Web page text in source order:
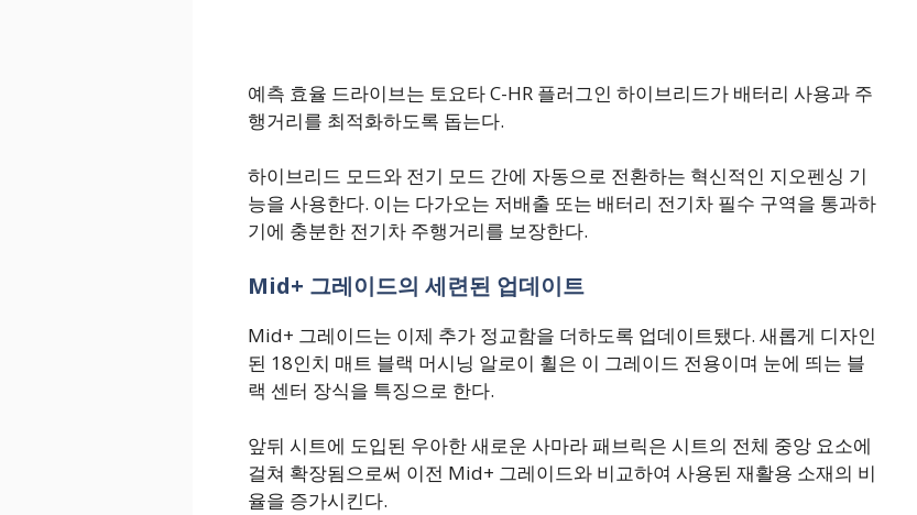
예측 효율 드라이브는 토요타 C-HR 플러그인 하이브리드가 배터리 사용과 주
행거리를 최적화하도록 돕는다.
하이브리드 모드와 전기 모드 간에 자동으로 전환하는 혁신적인 지오펜싱 기
능을 사용한다. 이는 다가오는 저배출 또는 배터리 전기차 필수 구역을 통과하
기에 충분한 전기차 주행거리를 보장한다.
Mid+ 그레이드의 세련된 업데이트
Mid+ 그레이드는 이제 추가 정교함을 더하도록 업데이트됐다. 새롭게 디자인
된 18인치 매트 블랙 머시닝 알로이 휠은 이 그레이드 전용이며 눈에 띄는 블
랙 센터 장식을 특징으로 한다.
앞뒤 시트에 도입된 우아한 새로운 사마라 패브릭은 시트의 전체 중앙 요소에
걸쳐 확장됨으로써 이전 Mid+ 그레이드와 비교하여 사용된 재활용 소재의 비
율을 증가시킨다.